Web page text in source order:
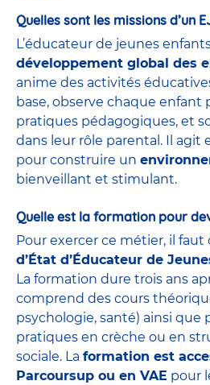
Quelles sont les missions d’un
L’éducateur de jeunes
développement global des
anime des activités
base, observe chaque enfant
pratiques pédagogiques, et
dans leur rôle parental. Il agit
pour construire un
bienveillant et stimulant.
Quelle est la formation pour
Pour exercer ce métier, il faut
d’État d’Éducateur de
La formation dure trois ans
comprend des cours
psychologie, santé) ainsi que
pratiques en crèche ou en
sociale. La formation est
Parcoursup ou en VAE pour